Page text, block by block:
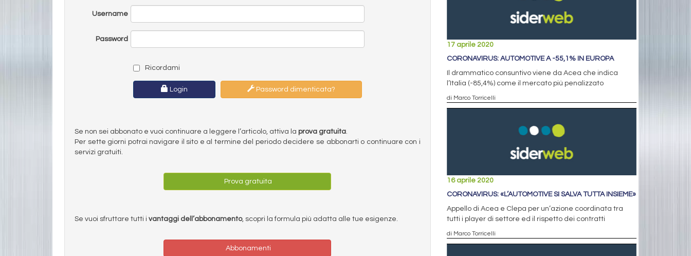
Username
Password
Ricordami
Login Password dimenticata?
Se non sei abbonato e vuoi continuare a leggere l’articolo, attiva la prova gratuita.
Per sette giorni potrai navigare il sito e al termine del periodo decidere se abbonarti o continuare con i
servizi gratuiti.
Prova gratuita
Se vuoi sfruttare tutti i vantaggi dell’abbonamento, scopri la formula più adatta alle tue esigenze.
Abbonamenti
17 aprile 2020
CORONAVIRUS: AUTOMOTIVE A -55,1% IN EUROPA
Il drammatico consuntivo viene da Acea che indica
l’Italia (-85,4%) come il mercato più penalizzato
di Marco Torricelli
16 aprile 2020
CORONAVIRUS: «L’AUTOMOTIVE SI SALVA TUTTA INSIEME»
Appello di Acea e Clepa per un’azione coordinata tra
tutti i player di settore ed il rispetto dei contratti
di Marco Torricelli